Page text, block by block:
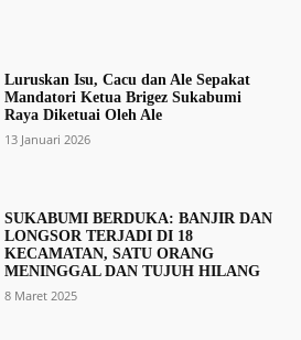
Luruskan Isu, Cacu dan Ale Sepakat
Mandatori Ketua Brigez Sukabumi
Raya Diketuai Oleh Ale
13 Januari 2026
SUKABUMI BERDUKA: BANJIR DAN
LONGSOR TERJADI DI 18
KECAMATAN, SATU ORANG
MENINGGAL DAN TUJUH HILANG
8 Maret 2025